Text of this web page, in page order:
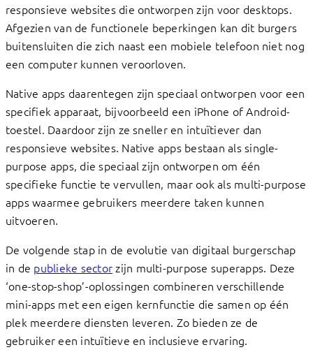
responsieve websites die ontworpen zijn voor desktops.
Afgezien van de functionele beperkingen kan dit burgers
buitensluiten die zich naast een mobiele telefoon niet nog
een computer kunnen veroorloven.
Native apps daarentegen zijn speciaal ontworpen voor een
specifiek apparaat, bijvoorbeeld een iPhone of Android-
toestel. Daardoor zijn ze sneller en intuïtiever dan
responsieve websites. Native apps bestaan als single-
purpose apps, die speciaal zijn ontworpen om één
specifieke functie te vervullen, maar ook als multi-purpose
apps waarmee gebruikers meerdere taken kunnen
uitvoeren.
De volgende stap in de evolutie van digitaal burgerschap
in de publieke sectorzijn multi-purpose superapps. Deze
‘one-stop-shop’-oplossingen combineren verschillende
mini-apps met een eigen kernfunctie die samen op één
plek meerdere diensten leveren. Zo bieden ze de
gebruiker een intuïtieve en inclusieve ervaring.